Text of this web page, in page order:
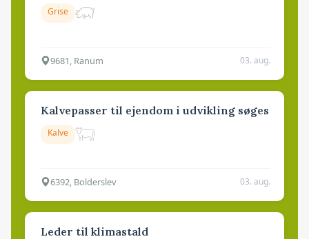
Grise
9681, Ranum 03. aug.
Kalvepasser til ejendom i udvikling søges
Kalve
6392, Bolderslev 03. aug.
Leder til klimastald